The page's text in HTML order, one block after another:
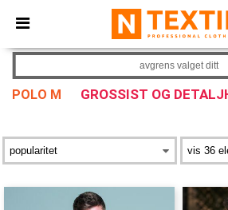
× Ntextil-app
Bedre priser i appen!
POLO M GROSSIST OG
avgrens valget ditt